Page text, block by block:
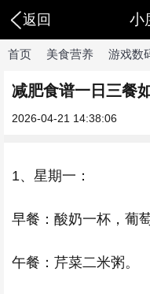
返回 小
首页 美食营养 游戏数
减肥食谱一日三餐
2026-04-21 14:38:06
1、星期一：
早餐：酸奶一杯，葡
午餐：芹菜二米粥。